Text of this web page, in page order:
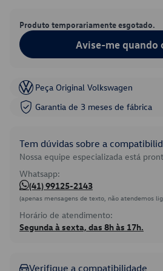
Produto temporariamente esgotado.
Avise-me quando
Peça Original Volkswagen
Garantia de 3 meses de fábrica
Tem dúvidas sobre a
Nossa equipe especializada está
Whatsapp:
(41) 99125-2143
(apenas mensagens de texto, não atendemos
Horário de atendimento:
Segunda à sexta, das 8h às 17h.
Verifique a compatibilidade